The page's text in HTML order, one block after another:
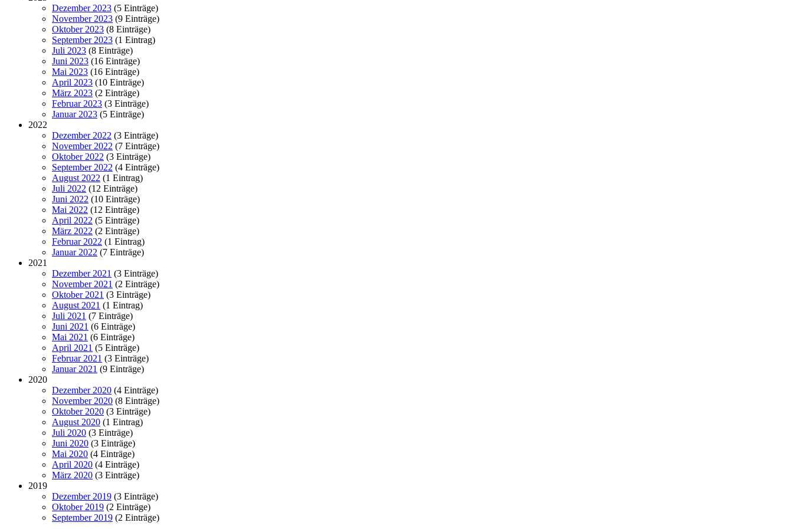
Dezember 2023 (5 Einträge)
November 2023 (9 Einträge)
Oktober 2023 (8 Einträge)
September 2023 (1 Eintrag)
Juli 2023 (8 Einträge)
Juni 2023 (16 Einträge)
Mai 2023 (16 Einträge)
April 2023 (10 Einträge)
März 2023 (2 Einträge)
Februar 2023 (3 Einträge)
Januar 2023 (5 Einträge)
2022
Dezember 2022 (3 Einträge)
November 2022 (7 Einträge)
Oktober 2022 (3 Einträge)
September 2022 (4 Einträge)
August 2022 (1 Eintrag)
Juli 2022 (12 Einträge)
Juni 2022 (10 Einträge)
Mai 2022 (12 Einträge)
April 2022 (5 Einträge)
März 2022 (2 Einträge)
Februar 2022 (1 Eintrag)
Januar 2022 (7 Einträge)
2021
Dezember 2021 (3 Einträge)
November 2021 (2 Einträge)
Oktober 2021 (3 Einträge)
August 2021 (1 Eintrag)
Juli 2021 (7 Einträge)
Juni 2021 (6 Einträge)
Mai 2021 (6 Einträge)
April 2021 (5 Einträge)
Februar 2021 (3 Einträge)
Januar 2021 (9 Einträge)
2020
Dezember 2020 (4 Einträge)
November 2020 (8 Einträge)
Oktober 2020 (3 Einträge)
August 2020 (1 Eintrag)
Juli 2020 (3 Einträge)
Juni 2020 (3 Einträge)
Mai 2020 (4 Einträge)
April 2020 (4 Einträge)
März 2020 (3 Einträge)
2019
Dezember 2019 (3 Einträge)
Oktober 2019 (2 Einträge)
September 2019 (2 Einträge)